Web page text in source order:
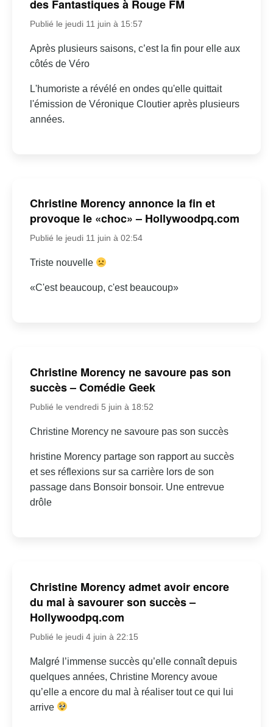
des Fantastiques à Rouge FM
Publié le jeudi 11 juin à 15:57
Après plusieurs saisons, c’est la fin pour elle aux
côtés de Véro
L'humoriste a révélé en ondes qu'elle quittait
l'émission de Véronique Cloutier après plusieurs
années.
Christine Morency annonce la fin et
provoque le «choc» – Hollywoodpq.com
Publié le jeudi 11 juin à 02:54
Triste nouvelle
«C'est beaucoup, c'est beaucoup»
Christine Morency ne savoure pas son
succès – Comédie Geek
Publié le vendredi 5 juin à 18:52
Christine Morency ne savoure pas son succès
hristine Morency partage son rapport au succès
et ses réflexions sur sa carrière lors de son
passage dans Bonsoir bonsoir. Une entrevue
drôle
Christine Morency admet avoir encore
du mal à savourer son succès –
Hollywoodpq.com
Publié le jeudi 4 juin à 22:15
Malgré l’immense succès qu’elle connaît depuis
quelques années, Christine Morency avoue
qu’elle a encore du mal à réaliser tout ce qui lui
arrive